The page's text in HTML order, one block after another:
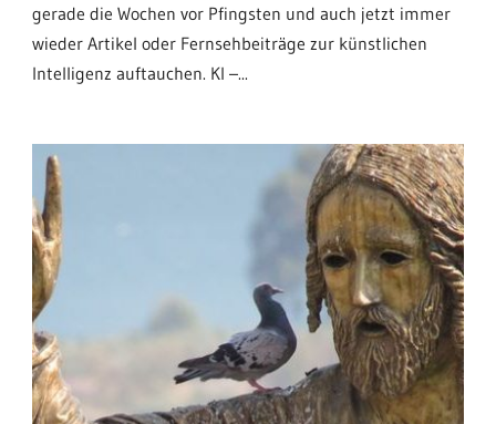
gerade die Wochen vor Pfingsten und auch jetzt immer
wieder Artikel oder Fernsehbeiträge zur künstlichen
Intelligenz auftauchen. KI –...